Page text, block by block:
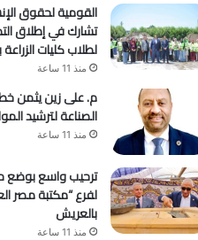
القومية لحقوق
تشارك في إطلاق
لطلاب كليات الزراعة
منذ 11 ساعة
م. على زين يثمن
الصناعة لترشيد
منذ 11 ساعة
ترحيب واسع بوضع
لفرع “مكتبة مصر
بالعريش
منذ 11 ساعة